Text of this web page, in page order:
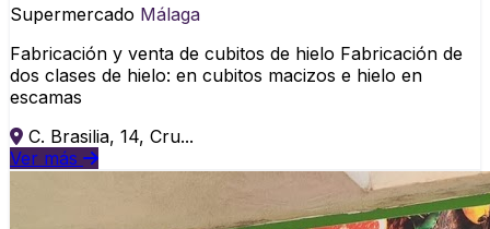
Supermercado Málaga
Fabricación y venta de cubitos de hielo Fabricación de
dos clases de hielo: en cubitos macizos e hielo en
escamas
C. Brasilia, 14, Cru...
Ver más